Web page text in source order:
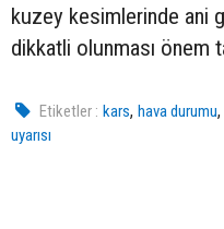
kuzey kesimlerinde ani
dikkatli olunması önem
Etiketler : kars,hava durumu
uyarısı